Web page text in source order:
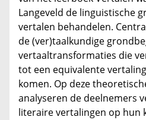
Langeveld de linguistische
vertalen behandelen.
de (ver)taalkundige
vertaaltransformaties die
tot een equivalente
komen. Op deze
analyseren de deelnemers
literaire vertalingen op hun